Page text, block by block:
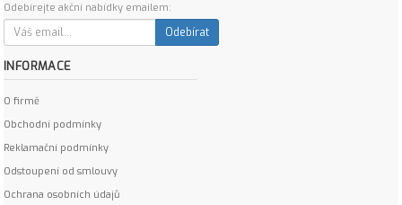
Odebírejte akční nabídky emailem:
Odebírat
INFORMACE
O firmě
Obchodní podmínky
Reklamační podmínky
Odstoupení od smlouvy
Ochrana osobních údajů